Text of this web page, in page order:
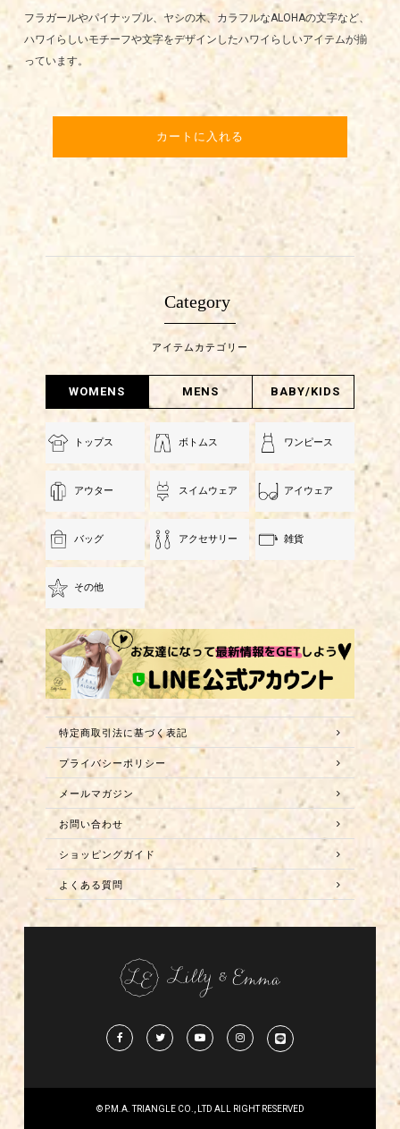
フラガールやパイナップル、ヤシの木、カラフルなALOHAの文字など、
ハワイらしいモチーフや文字をデザインしたハワイらしいアイテムが揃
っています。
カートに入れる
Category
アイテムカテゴリー
WOMENS MENS BABY/KIDS
トップス ボトムス ワンピース
アウター スイムウェア アイウェア
バッグ アクセサリー 雑貨
その他
特定商取引法に基づく表記
プライバシーポリシー
メールマガジン
お問い合わせ
ショッピングガイド
よくある質問
© P.M.A. TRIANGLE CO., LTD ALL RIGHT RESERVED